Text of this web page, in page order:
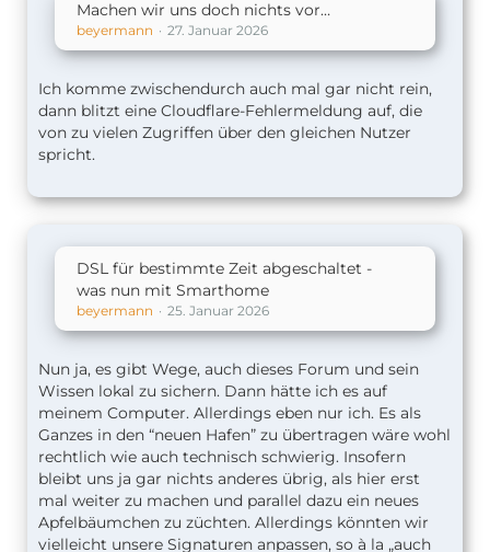
Machen wir uns doch nichts vor…
beyermann 27. Januar 2026
Ich komme zwischendurch auch mal gar nicht rein,
dann blitzt eine Cloudflare-Fehlermeldung auf, die
von zu vielen Zugriffen über den gleichen Nutzer
spricht.
DSL für bestimmte Zeit abgeschaltet -
was nun mit Smarthome
beyermann 25. Januar 2026
Nun ja, es gibt Wege, auch dieses Forum und sein
Wissen lokal zu sichern. Dann hätte ich es auf
meinem Computer. Allerdings eben nur ich. Es als
Ganzes in den “neuen Hafen” zu übertragen wäre wohl
rechtlich wie auch technisch schwierig. Insofern
bleibt uns ja gar nichts anderes übrig, als hier erst
mal weiter zu machen und parallel dazu ein neues
Apfelbäumchen zu züchten. Allerdings könnten wir
vielleicht unsere Signaturen anpassen, so à la „auch